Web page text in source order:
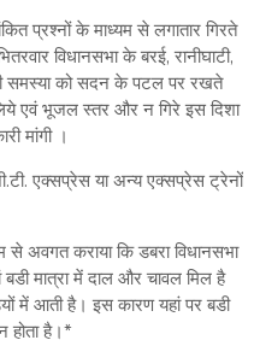
प्रश्‍नों के माध्‍यम से लगातार गिरते
विधानसभा के बरई‚ रानीघाटी‚
समस्‍या को सदन के पटल पर रखते
एवं भूजल स्तर और न गिरे इस दिशा
मांगी ।
एक्‍सप्रेस या अन्‍य एक्‍सप्रेस ट्रेनों
अवगत कराया कि डबरा विधानसभा
मात्रा में दाल और चावल मिल है
में आती है। इस कारण यहां पर बडी
होता है।*